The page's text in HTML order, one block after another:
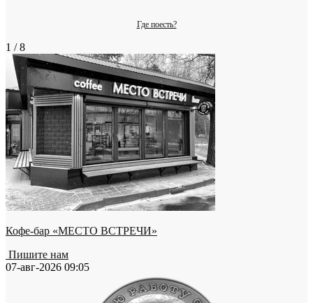
Где поесть?
1 / 8
Кофе-бар «МЕСТО ВСТРЕЧИ»
Пишите нам
07-авг-2026 09:05